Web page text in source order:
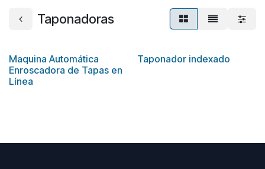
Taponadoras
Maquina Automática
Enroscadora de Tapas en
Línea
Taponador indexado